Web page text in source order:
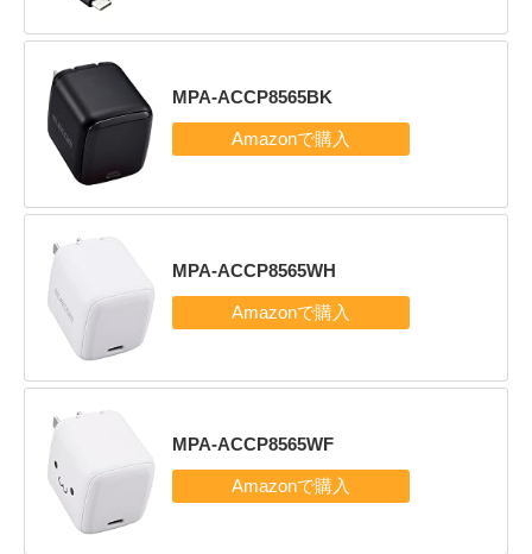
MPA-ACCP8565BK
MPA-ACCP8565WH
MPA-ACCP8565WF